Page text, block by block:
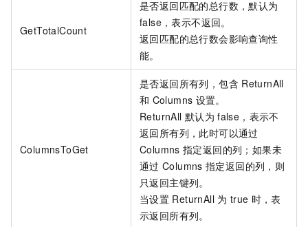
GetTotalCount
是否返回匹配的总行数，默认为
false，表示不返回。
返回匹配的总行数会影响查询性
能。
ColumnsToGet
是否返回所有列，包含 ReturnAll
和 Columns 设置。
ReturnAll 默认为 false，表示不
返回所有列，此时可以通过
Columns 指定返回的列；如果未
通过 Columns 指定返回的列，则
只返回主键列。
当设置 ReturnAll 为 true 时，表
示返回所有列。